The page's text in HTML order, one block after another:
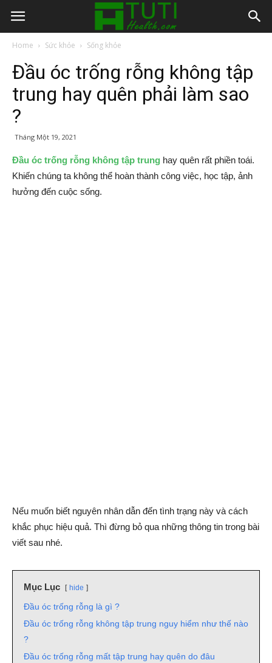
Home Sức khỏe Sống khỏe
Đầu óc trống rỗng không tập
trung hay quên phải làm sao
?
Tháng Một 19, 2021
Đầu óc trống rỗng không tập trung hay quên rất phiền toái.
Khiến chúng ta không thể hoàn thành công việc, học tập, ảnh
hưởng đến cuộc sống.
Nếu muốn biết nguyên nhân dẫn đến tình trạng này và cách
khắc phục hiệu quả. Thì đừng bỏ qua những thông tin trong bài
viết sau nhé.
Mục Lục hide
Đầu óc trống rỗng là gì ?
Đầu óc trống rỗng không tập trung nguy hiểm như thế nào
?
Đầu óc trống rỗng mất tập trung hay quên do đâu